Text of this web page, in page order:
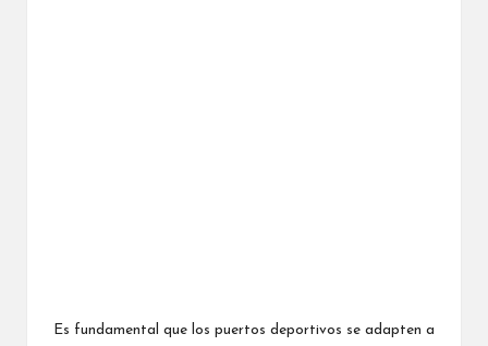
Es fundamental que los puertos deportivos se adapten a